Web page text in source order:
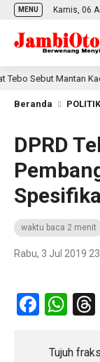
MENU Kamis, 06
Sebut Mantan Kadis
Beranda POLITIK
DPRD
waktu baca 2 menit
Rabu, 3 Jul 2019
Tujuh